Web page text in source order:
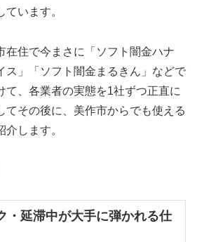
います。
在住で今まさに「ソフト闇金ハナ
ス」「ソフト闇金まるきん」などで
て、各業者の実態を1社ずつ正直に
てその後に、美作市からでも使える
します。
・延滞中が大手に弾かれる仕